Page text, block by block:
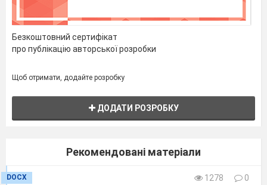
Завдання №3: Завдання анімації та
додавання
інтерактивних елементів до
Безкоштовний сертифікат
про публікацію авторської розробки
Щоб отримати, додайте розробку
ДОДАТИ РОЗРОБКУ
Рекомендовані матеріали
DOCX 1278
0